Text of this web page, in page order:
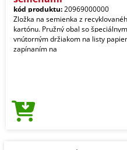
kód produktu:20969000000
Zložka na semienka z
kartónu. Pružný obal so špeciálnym
vnútorným držiakom na listy
zapínaním na